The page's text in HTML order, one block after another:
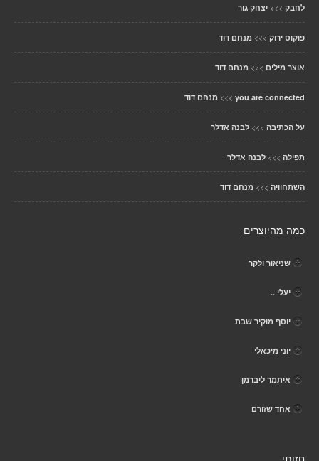
לחבק >>> יצחק גור
פוקוס ירוק >>> מנחם דוד
אוצר מילים >>> מנחם דוד
you are connected
>>> מנחם דוד
על הכתיבה >>> לבנה אדלר
תפילה >>> לבנה אדלר
השתחוויה >>> מנחם דוד
כמה מהיוצרים
שניאור ולקר
יעלי ..
יוסף מוקיר שבת
יוני מיכאלי
איתמר ליברמן
אחד שזורם